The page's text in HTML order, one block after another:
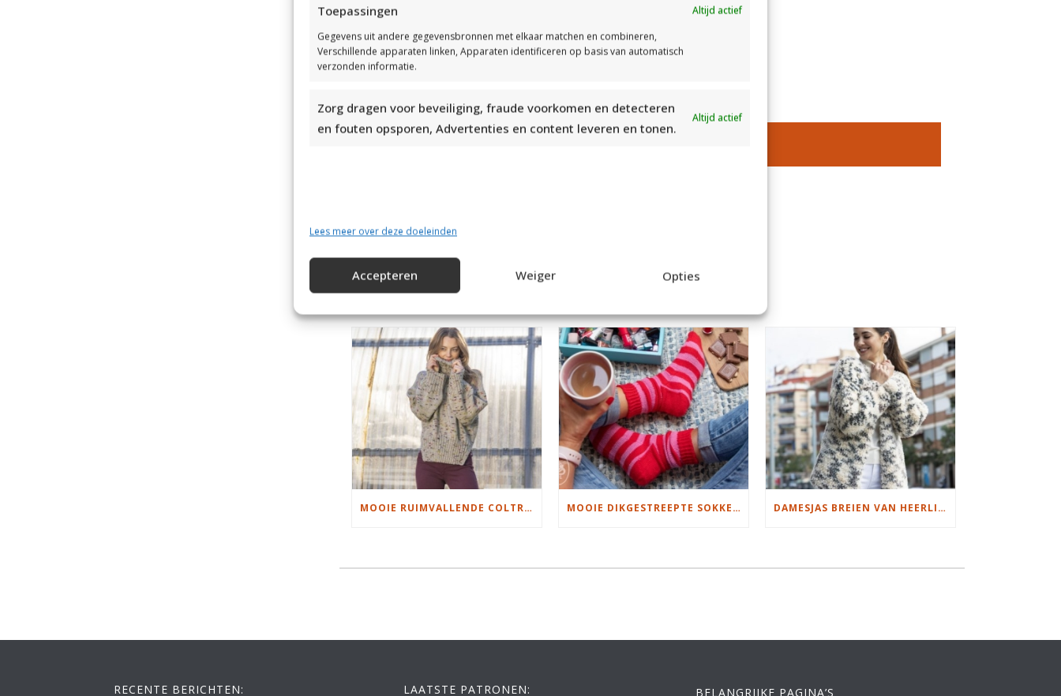
Toepassingen
Altijd actief
Gegevens uit andere gegevensbronnen met elkaar matchen en combineren,
Verschillende apparaten linken, Apparaten identificeren op basis van automatisch
verzonden informatie.
Zorg dragen voor beveiliging, fraude voorkomen en detecteren
en fouten opsporen, Advertenties en content leveren en tonen.
Altijd actief
Lees meer over deze doeleinden
Accepteren Weiger Opties
Gebruikte steken:
Parelboordsteek A (zie patroon)
Parelboordsteek B (zie patroon)
MOOIE RUIMVALLENDE COLTRUI BREIEN MOOIE DIKGESTREEPTE SOKKEN BREIEN VAN DURABLE GAREN DAMESJAS BREIEN VAN HEERLIJK ZACHT GAREN
RECENTE BERICHTEN: LAATSTE PATRONEN: BELANGRIJKE PAGINA’S